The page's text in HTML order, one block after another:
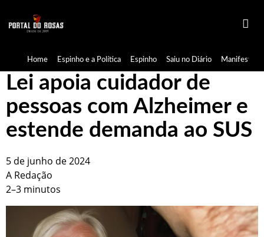
Home Espinho e a Política Espinho Saiu no Diário
Lei apoia cuidador de
pessoas com Alzheimer e
estende demanda ao SUS
5 de junho de 2024
A Redação
2–3 minutos